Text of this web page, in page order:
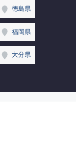
徳島県
福岡県
大分県